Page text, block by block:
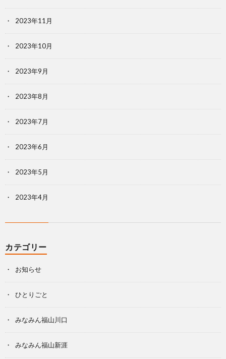
2023年11月
2023年10月
2023年9月
2023年8月
2023年7月
2023年6月
2023年5月
2023年4月
カテゴリー
お知らせ
ひとりごと
みなみん福山川口
みなみん福山新涯